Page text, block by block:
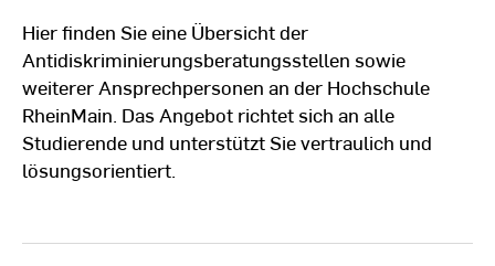
Hier finden Sie eine Übersicht der
Antidiskriminierungsberatungsstellen sowie
weiterer Ansprechpersonen an der Hochschule
RheinMain. Das Angebot richtet sich an alle
Studierende und unterstützt Sie vertraulich und
lösungsorientiert.